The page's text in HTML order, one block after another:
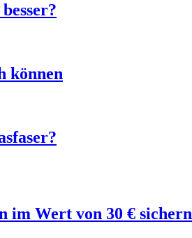
können
im Wert von 30 € sichern